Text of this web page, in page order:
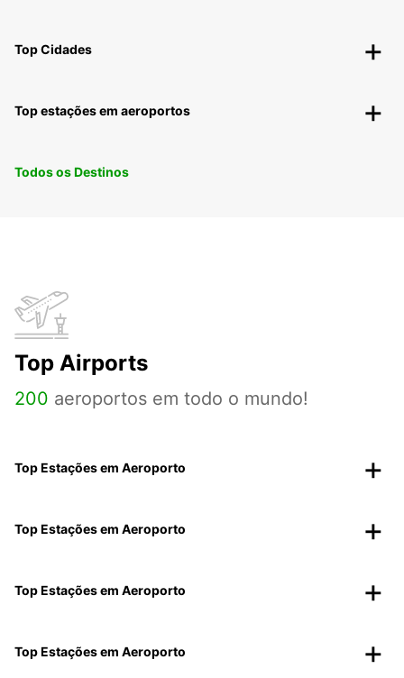
Top Cidades
Top estações em aeroportos
Todos os Destinos
Top Airports
200 aeroportos em todo o mundo!
Top Estações em Aeroporto
Top Estações em Aeroporto
Top Estações em Aeroporto
Top Estações em Aeroporto